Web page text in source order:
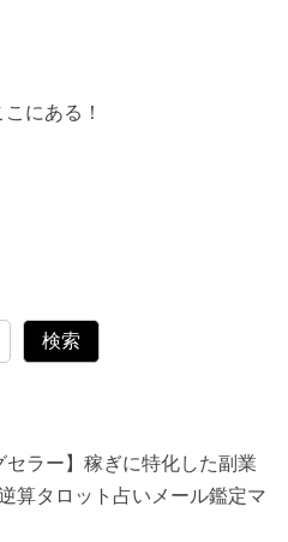
にある！
検索
セラー】稼ぎに特化した副業
算タロット占いメール鑑定マ